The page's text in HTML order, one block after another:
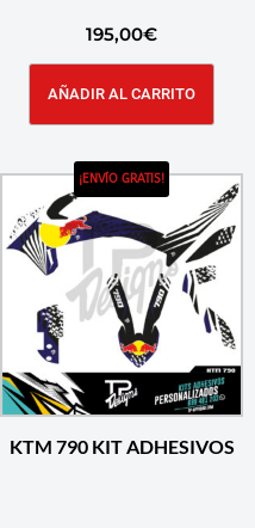
195,00€
AÑADIR AL CARRITO
¡ENVÍO GRATIS!
KTM 790 KIT ADHESIVOS